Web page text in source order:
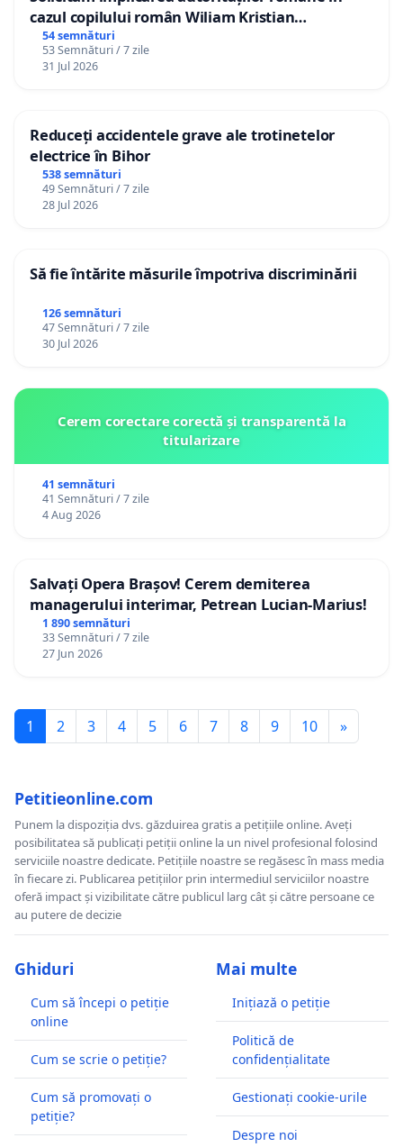
cazul copilului român Wiliam Kristian
Gheorghe, aflat în plasament în Danemarca de
12 ani
54 semnături
53 Semnături / 7 zile
31 Jul 2026
Reduceți accidentele grave ale trotinetelor
electrice în Bihor
538 semnături
49 Semnături / 7 zile
28 Jul 2026
Să fie întărite măsurile împotriva discriminării
126 semnături
47 Semnături / 7 zile
30 Jul 2026
Cerem corectare corectă și transparentă la
titularizare
41 semnături
41 Semnături / 7 zile
4 Aug 2026
Salvați Opera Brașov! Cerem demiterea
managerului interimar, Petrean Lucian-Marius!
1 890 semnături
33 Semnături / 7 zile
27 Jun 2026
1 2 3 4 5 6 7 8 9 10 »
Petitieonline.com
Punem la dispoziția dvs. găzduirea gratis a petițiile online. Aveți
posibilitatea să publicați petiții online la un nivel profesional folosind
serviciile noastre dedicate. Petițiile noastre se regăsesc în mass media
în fiecare zi. Publicarea petițiilor prin intermediul serviciilor noastre
oferă impact și vizibilitate către publicul larg cât și către persoane ce
au putere de decizie
Ghiduri
Cum să începi o petiție
online
Cum se scrie o petiție?
Cum să promovați o
petiție?
Mai multe
Inițiază o petiție
Politică de
confidențialitate
Gestionați cookie-urile
Despre noi